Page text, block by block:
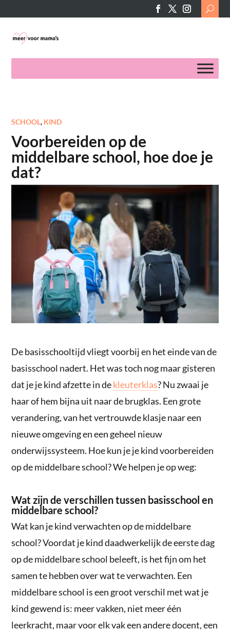
Search
for:
SCHOOL, KIND
Voorbereiden op de
middelbare school, hoe doe je
dat?
De basisschooltijd vliegt voorbij en het einde van de
basisschool nadert. Het was toch nog maar gisteren
dat je je kind afzette in dekleuterklas? Nu zwaai je
haar of hem bijna uit naar de brugklas. Een grote
verandering, van het vertrouwde klasje naar een
nieuwe omgeving en een geheel nieuw
onderwijssysteem. Hoe kun je je kind voorbereiden
op de middelbare school? We helpen je op weg:
Wat zijn de verschillen tussen basisschool en
middelbare school?
Wat kan je kind verwachten op de middelbare
school? Voordat je kind daadwerkelijk de eerste dag
op de middelbare school beleeft, is het fijn om het
samen te hebben over wat te verwachten. Een
middelbare school is een groot verschil met wat je
kind gewend is: meer vakken, niet meer één
leerkracht, maar voor elk vak een andere docent, een